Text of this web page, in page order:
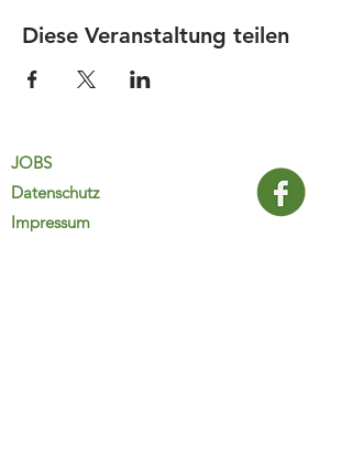
Diese Veranstaltung teilen
JOBS
Datenschutz
Impressum